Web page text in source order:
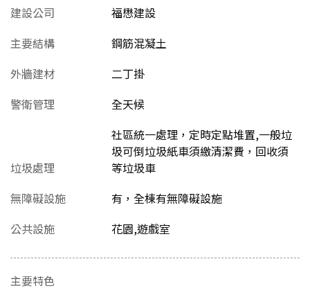
建設公司
福懋建設
主要結構
鋼筋混凝土
外牆建材
二丁掛
警衛管理
全天候
垃圾處理
社區統一處理，定時定點堆置,一般垃
圾可倒垃圾紙車須繳清潔費，回收須
等垃圾車
無障礙設施
有，全棟有無障礙設施
公共設施
花園,遊戲室
主要特色